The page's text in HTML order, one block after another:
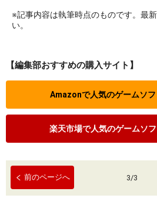
※記事内容は執筆時点のものです。最
い。
【編集部おすすめの購入サイト】
Amazonで人気のゲームソフ
楽天市場で人気のゲームソ
前のページへ 3/3